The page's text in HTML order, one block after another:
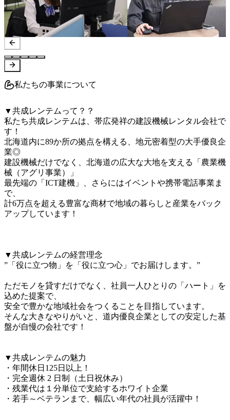
私たちの事業について
▼共成レンテムって？？
私たち共成レンテムは、帯広発祥の建設機械レンタル会社で
す！
北海道内に89か所の拠点を構える、地元密着型の大手優良企
業◎
建設機械だけでなく、北海道の広大な大地を支える「農業機
械（アグリ事業）」
最先端の「ICT建機」、さらにはイベントや携帯電話事業ま
で、
計6万点を超える豊富な商材で地域の暮らしと産業をバック
アップしています！
▼共成レンテムの経営理念
”「役に立つ物」を「役に立つ心」でお届けします。”
ただモノを貸すだけでなく、社員一人ひとりの「ハート」を
込めた提案で、
安全で豊かな地域社会をつくることを目指しています。
そんな大きなやりがいと、道内優良企業としての安定した基
盤が自慢の会社です！
▼共成レンテムの魅力
・年間休日125日以上！
・完全週休 2 日制（土日祝休み）
・残業代は１分単位で支給するホワイト企業
・若手～ベテランまで、幅広い年代の社員が活躍中！